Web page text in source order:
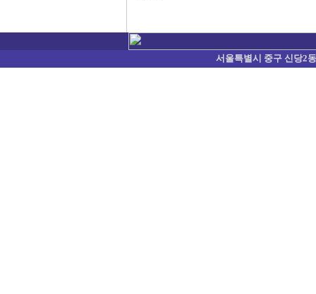
서울특별시 중구 신당2